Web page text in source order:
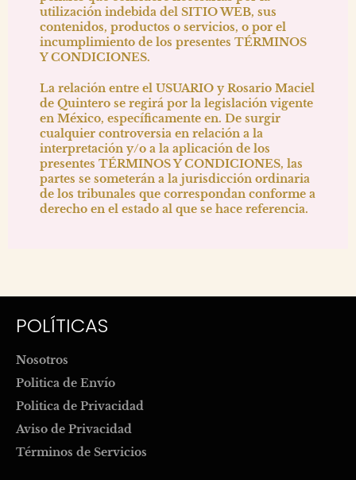
utilización indebida del SITIO WEB, sus
contenidos, productos o servicios, o por el
incumplimiento de los presentes TÉRMINOS
Y CONDICIONES.
La relación entre el USUARIO yRosario Maciel
de Quintero se regirá por la legislación vigente
en México, específicamente en. De surgir
cualquier controversia en relación a la
interpretación y/o a la aplicación de los
presentes TÉRMINOS Y CONDICIONES, las
partes se someterán a la jurisdicción ordinaria
de los tribunales que correspondan conforme a
derecho en el estado al que se hace referencia.
POLÍTICAS
Nosotros
Politica de Envío
Politica de Privacidad
Aviso de Privacidad
Términos de Servicios